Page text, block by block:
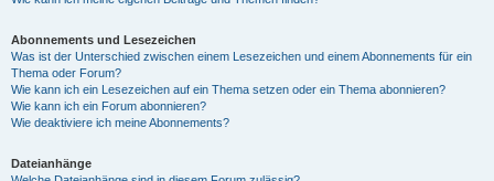
Abonnements und Lesezeichen
Was ist der Unterschied zwischen einem Lesezeichen und einem Abonnements für ein
Thema oder Forum?
Wie kann ich ein Lesezeichen auf ein Thema setzen oder ein Thema abonnieren?
Wie kann ich ein Forum abonnieren?
Wie deaktiviere ich meine Abonnements?
Dateianhänge